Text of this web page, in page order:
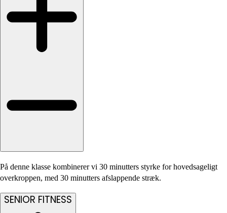
På denne klasse kombinerer vi 30 minutters styrke for hovedsageligt
overkroppen, med 30 minutters afslappende stræk.
SENIOR FITNESS